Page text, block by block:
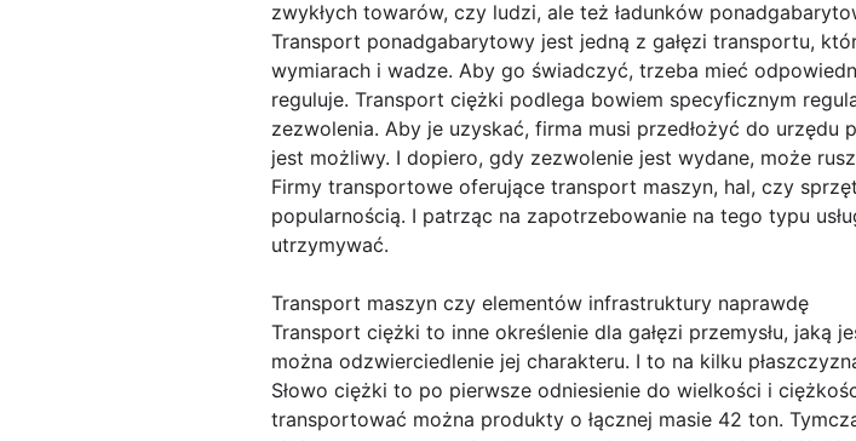
zwykłych towarów, czy ludzi, ale też ładunków
Transport ponadgabarytowy jest jedną z gałęzi transportu,
wymiarach i wadze. Aby go świadczyć, trzeba mieć
reguluje. Transport ciężki podlega bowiem specyficznym
zezwolenia. Aby je uzyskać, firma musi przedłożyć do
jest możliwy. I dopiero, gdy zezwolenie jest wydane, może
Firmy transportowe oferujące transport maszyn, hal, czy
popularnością. I patrząc na zapotrzebowanie na tego typu
utrzymywać.
Transport maszyn czy elementów infrastruktury naprawdę
Transport ciężki to inne określenie dla gałęzi przemysłu,
można odzwierciedlenie jej charakteru. I to na kilku
Słowo ciężki to po pierwsze odniesienie do wielkości i
transportować można produkty o łącznej masie 42 ton.